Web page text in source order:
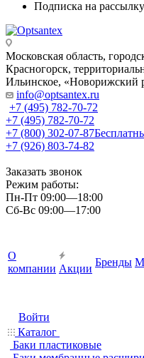
Подписка на рассылку
Московская область,
Красногорск,
Ильинское, «Новорижский
info@optsantex.ru
+7 (495) 782-70-72
+7 (495) 782-70-72
+7 (800) 302-07-87
+7 (926) 803-74-82
Заказать звонок
Режим работы:
Пн-Пт 09:00—18:00
Сб-Вс 09:00—17:00
О
компании Акции
Бренды
Войти
Каталог
Баки пластиковые